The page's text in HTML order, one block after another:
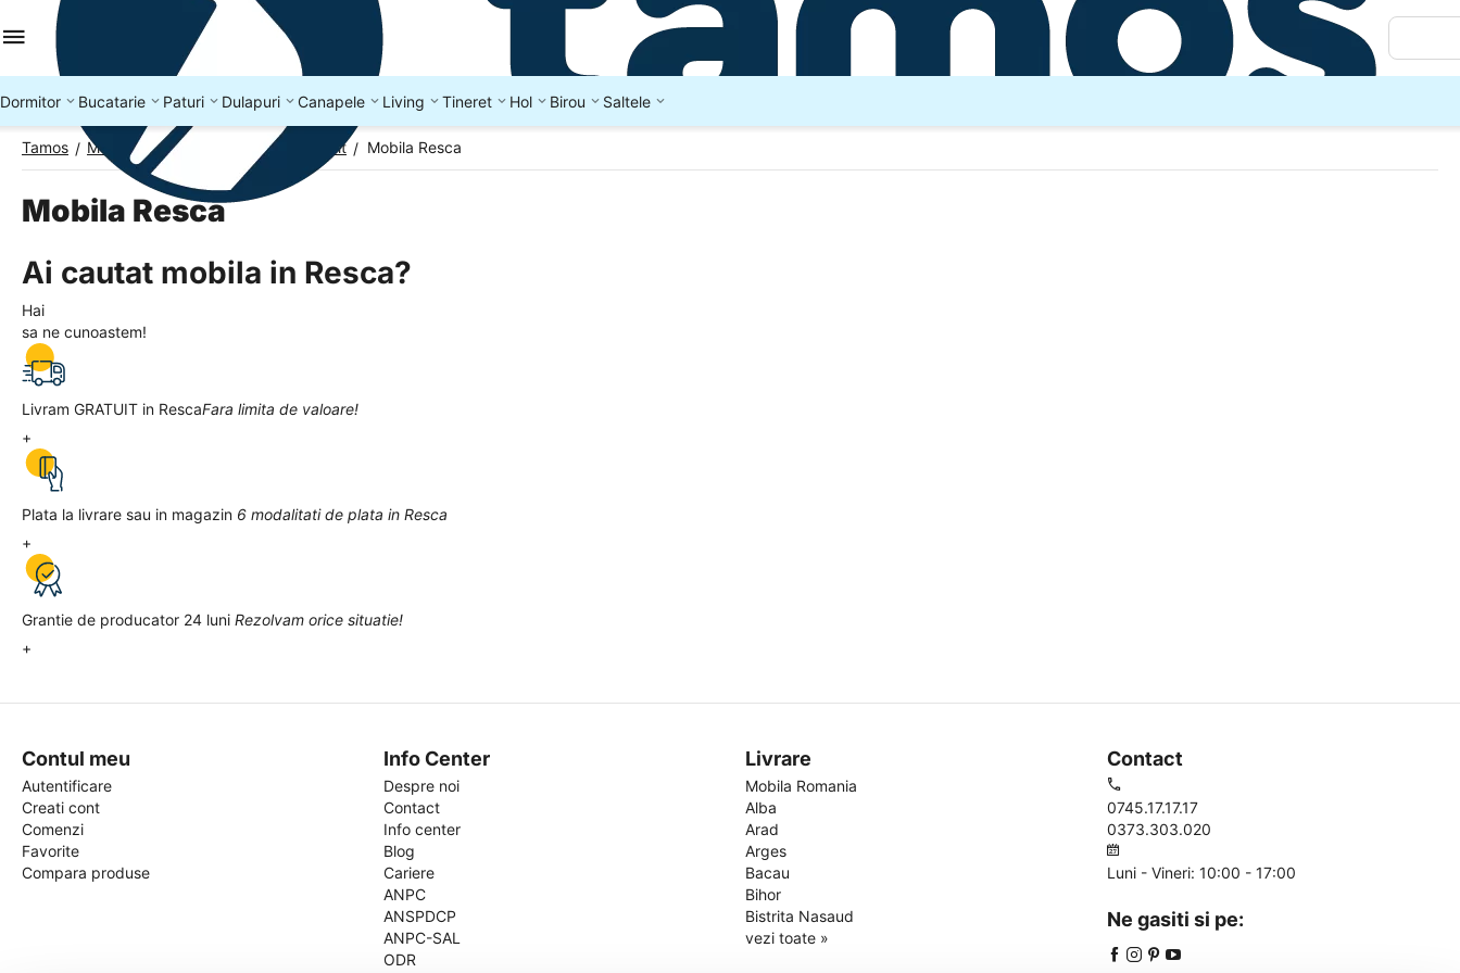
Dormitor Bucatarie Paturi Dulapuri Canapele Living Tineret Hol Birou Saltele
Tamos / Mobila Romania Mobila Judetul Olt / Mobila Resca
Mobila Resca
Ai cautat mobila in Resca?
Hai
sa ne cunoastem!
Livram GRATUIT in RescaFara limita de valoare!
+
Plata la livrare sau in magazin 6 modalitati de plata in Resca
+
Grantie de producator 24 luni Rezolvam orice situatie!
+
Contul meu
Autentificare
Creati cont
Comenzi
Favorite
Compara produse
Info Center
Despre noi
Contact
Info center
Blog
Cariere
ANPC
ANSPDCP
ANPC-SAL
ODR
Livrare
Mobila Romania
Alba
Arad
Arges
Bacau
Bihor
Bistrita Nasaud
vezi toate »
Contact
0745.17.17.17
0373.303.020
Luni - Vineri: 10:00 - 17:00
Ne gasiti si pe: